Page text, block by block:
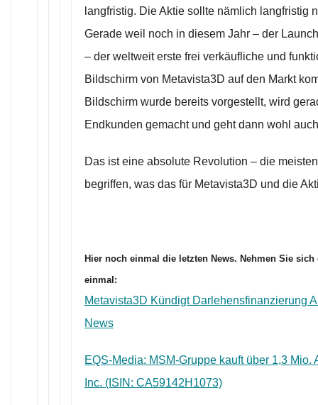
langfristig. Die Aktie sollte nämlich langfristig
Gerade weil noch in diesem Jahr – der
– der weltweit erste frei verkäufliche und
Bildschirm von Metavista3D auf den Markt
Bildschirm wurde bereits vorgestellt, wird
Endkunden gemacht und geht dann wohl
Das ist eine absolute Revolution – die
begriffen, was das für Metavista3D und die
Hier noch einmal die letzten News. Nehmen Sie
einmal:
Metavista3D Kündigt Darlehensfinanzierung
News
EQS-Media: MSM-Gruppe kauft über 1,3 Mio.
Inc. (ISIN: CA59142H1073)